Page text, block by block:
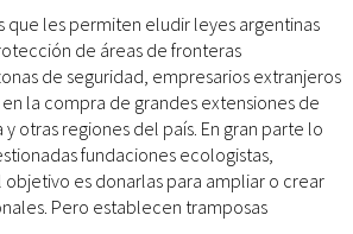
que les permiten eludir leyes argentinas
de áreas de fronteras
de seguridad, empresarios extranjeros
la compra de grandes extensiones de
y otras regiones del país. En gran parte lo
fundaciones ecologistas,
es donarlas para ampliar o crear
Pero establecen tramposas